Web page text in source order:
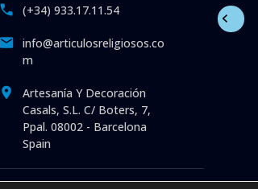
(+34) 933.17.11.54
info@articulosreligiosos.co
m
Artesanía Y Decoración
Casals, S.L. C/ Boters, 7,
Ppal. 08002 - Barcelona
Spain